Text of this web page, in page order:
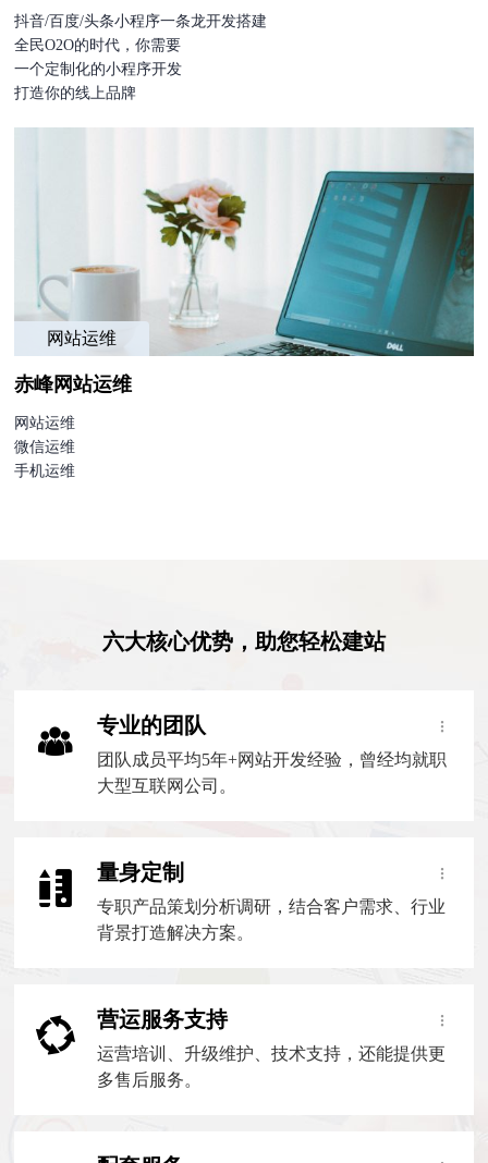
抖音/百度/头条小程序一条龙开发搭建
全民O2O的时代，你需要
一个定制化的小程序开发
打造你的线上品牌
网站运维
赤峰网站运维
网站运维
微信运维
手机运维
六大核心优势，助您轻松建站
专业的团队
团队成员平均5年+网站开发经验，曾经均就职
大型互联网公司。
量身定制
专职产品策划分析调研，结合客户需求、行业
背景打造解决方案。
营运服务支持
运营培训、升级维护、技术支持，还能提供更
多售后服务。